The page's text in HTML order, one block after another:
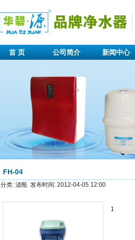
首 页 公司简介 新闻中心
FH-04
分类: 滤瓶 发布时间: 2012-04-05 12:00
1